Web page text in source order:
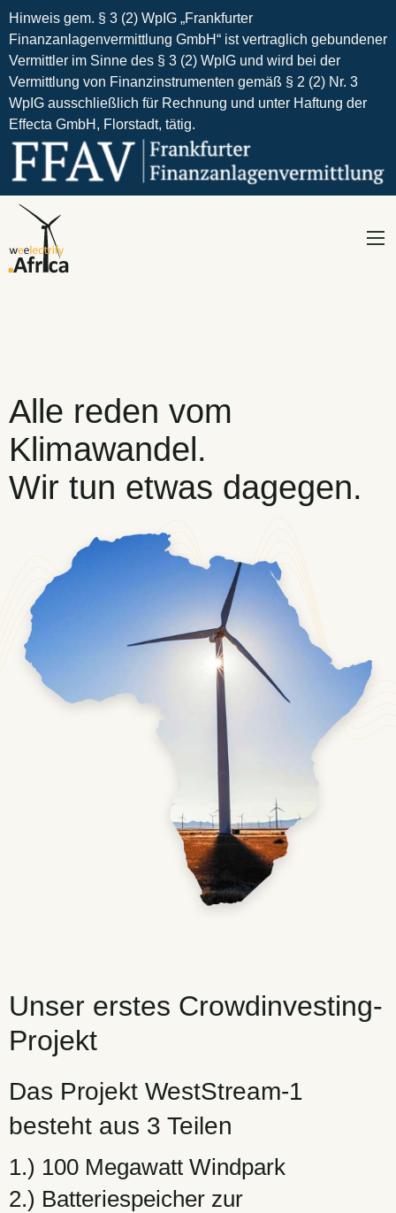
Hinweis gem. § 3 (2) WpIG „Frankfurter
Finanzanlagenvermittlung GmbH“ ist vertraglich gebundener
Vermittler im Sinne des § 3 (2) WpIG und wird bei der
Vermittlung von Finanzinstrumenten gemäß § 2 (2) Nr. 3
WpIG ausschließlich für Rechnung und unter Haftung der
Effecta GmbH, Florstadt, tätig.
Alle reden vom
Klimawandel.
Wir tun etwas dagegen.
Unser erstes Crowdinvesting-
Projekt
Das Projekt WestStream-1
besteht aus 3 Teilen
1.) 100 Megawatt Windpark
2.) Batteriespeicher zur